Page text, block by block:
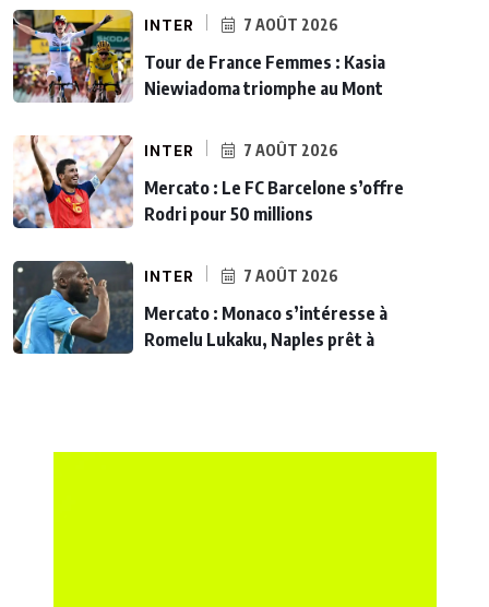
INTER 7 AOÛT 2026
Tour de France Femmes : Kasia
Niewiadoma triomphe au Mont
INTER 7 AOÛT 2026
Mercato : Le FC Barcelone s’offre
Rodri pour 50 millions
INTER 7 AOÛT 2026
Mercato : Monaco s’intéresse à
Romelu Lukaku, Naples prêt à